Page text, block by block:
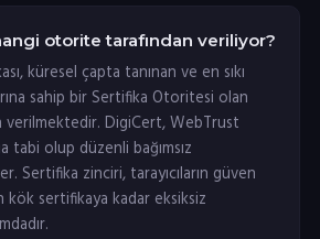
otorite tarafından veriliyor?
küresel çapta tanınan ve en sıkı
sahip bir Sertifika Otoritesi olan
verilmektedir. DigiCert, WebTrust
tabi olup düzenli bağımsız
Sertifika zinciri, tarayıcıların güven
kök sertifikaya kadar eksiksiz